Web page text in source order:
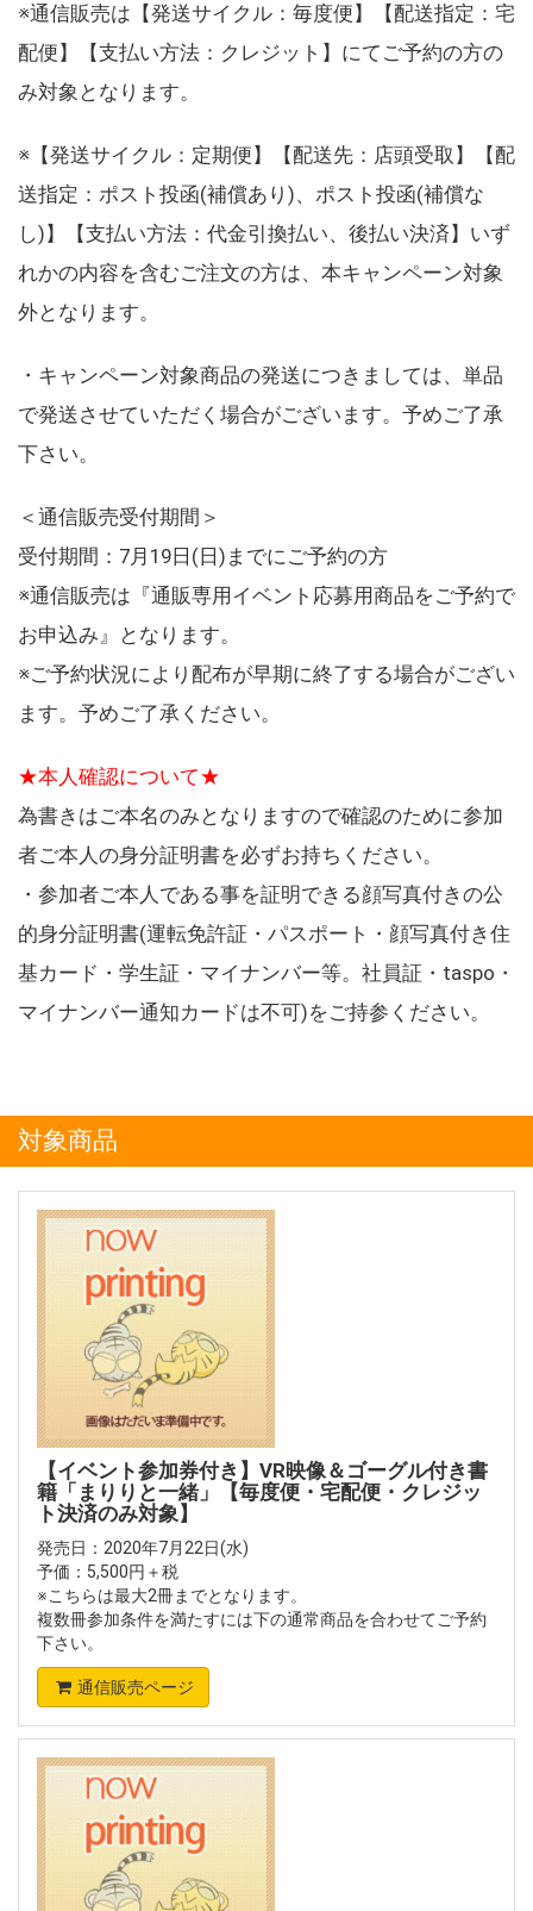
※通信販売は【発送サイクル：毎度便】【配送指定：宅
配便】【支払い方法：クレジット】にてご予約の方の
み対象となります。
※【発送サイクル：定期便】【配送先：店頭受取】【配
送指定：ポスト投函(補償あり)、ポスト投函(補償な
し)】【支払い方法：代金引換払い、後払い決済】いず
れかの内容を含むご注文の方は、本キャンペーン対象
外となります。
・キャンペーン対象商品の発送につきましては、単品
で発送させていただく場合がございます。予めご了承
下さい。
＜通信販売受付期間＞
受付期間：7月19日(日)までにご予約の方
※通信販売は『通販専用イベント応募用商品をご予約で
お申込み』となります。
※ご予約状況により配布が早期に終了する場合がござい
ます。予めご了承ください。
★本人確認について★
為書きはご本名のみとなりますので確認のために参加
者ご本人の身分証明書を必ずお持ちください。
・参加者ご本人である事を証明できる顔写真付きの公
的身分証明書(運転免許証・パスポート・顔写真付き住
基カード・学生証・マイナンバー等。社員証・taspo・
マイナンバー通知カードは不可)をご持参ください。
対象商品
【イベント参加券付き】VR映像＆ゴーグル付き書
籍「まりりと一緒」【毎度便・宅配便・クレジッ
ト決済のみ対象】
発売日：2020年7月22日(水)
予価：5,500円＋税
※こちらは最大2冊までとなります。
複数冊参加条件を満たすには下の通常商品を合わせてご予約
下さい。
通信販売ページ